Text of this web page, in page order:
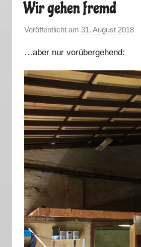
Wir gehen fremd
Veröffentlicht am 31. August 2018
M
r
k
u
s
…aber nur vorübergehend: